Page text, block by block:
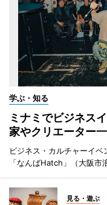
学ぶ・知る
ミナミでビジネス
家やクリエーター
ビジネス・カルチャーイベ
「なんばHatch」（大阪市
見る・遊ぶ